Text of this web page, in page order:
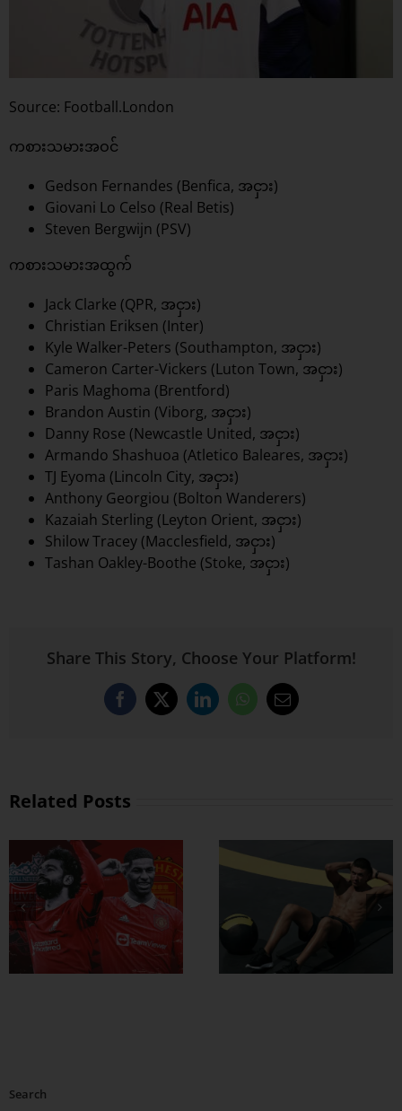
Source: Football.London
ကစားသမားအဝင်
Gedson Fernandes (Benfica, အငှား)
Giovani Lo Celso (Real Betis)
Steven Bergwijn (PSV)
ကစားသမားအထွက်
Jack Clarke (QPR, အငှား)
Christian Eriksen (Inter)
Kyle Walker-Peters (Southampton, အငှား)
Cameron Carter-Vickers (Luton Town, အငှား)
Paris Maghoma (Brentford)
Brandon Austin (Viborg, အငှား)
Danny Rose (Newcastle United, အငှား)
Armando Shashuoa (Atletico Baleares, အငှား)
TJ Eyoma (Lincoln City, အငှား)
Anthony Georgiou (Bolton Wanderers)
Kazaiah Sterling (Leyton Orient, အငှား)
Shilow Tracey (Macclesfield, အငှား)
Tashan Oakley-Boothe (Stoke, အငှား)
Share This Story, Choose Your Platform!
Facebook
X LinkedInWhatsApp
Email
Related Posts
ထိထိရောက်ရောက်
ဗိုက်ခေါက် အဆီ
တွေ ချဖို့
Search